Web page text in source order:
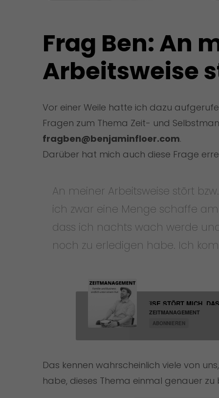
Frag Ben: An
Arbeitsweise
Vor einer Weile hatte ich dazu
Fragen zum Thema Zeit- und
fragben@benjaminfloer.com.
Darüber hat mich auch diese Frage
An meiner Arbeitsweise stört
ich zwar eine Menge schaffe
dass ich nachts wach werde
noch zu erledigen habe. Ich
ZEITMANAGEMENT
ABONNIEREN
AN MEINER ARBEITSWEISE STÖRT MICH,
Das kennen wahrscheinlich viele von
habe, dieses Thema einmal genauer zu